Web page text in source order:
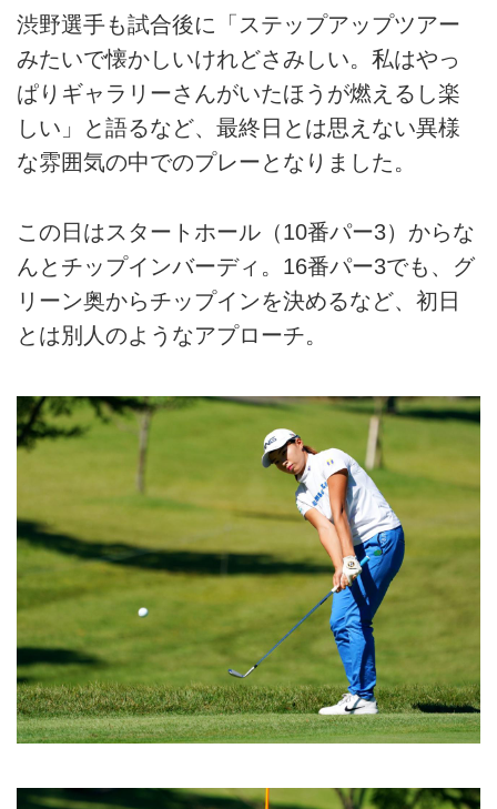
渋野選手も試合後に「ステップアップツアー
みたいで懐かしいけれどさみしい。私はやっ
ぱりギャラリーさんがいたほうが燃えるし楽
しい」と語るなど、最終日とは思えない異様
な雰囲気の中でのプレーとなりました。
この日はスタートホール（10番パー3）からな
んとチップインバーディ。16番パー3でも、グ
リーン奥からチップインを決めるなど、初日
とは別人のようなアプローチ。